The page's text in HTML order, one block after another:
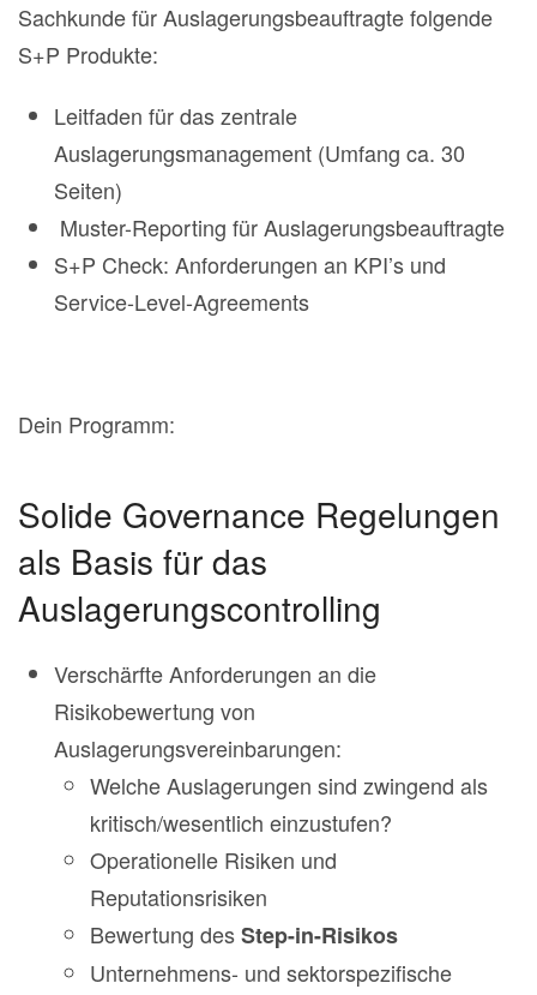
Sachkunde für Auslagerungsbeauftragte folgende
S+P Produkte:
Leitfaden für das zentrale
Auslagerungsmanagement (Umfang ca. 30
Seiten)
Muster-Reporting für Auslagerungsbeauftragte
S+P Check: Anforderungen an KPI’s und
Service-Level-Agreements
Dein Programm:
Solide Governance Regelungen
als Basis für das
Auslagerungscontrolling
Verschärfte Anforderungen an die
Risikobewertung von
Auslagerungsvereinbarungen:
Welche Auslagerungen sind zwingend als
kritisch/wesentlich einzustufen?
Operationelle Risiken und
Reputationsrisiken
Bewertung desStep-in-Risikos
Unternehmens- und sektorspezifische